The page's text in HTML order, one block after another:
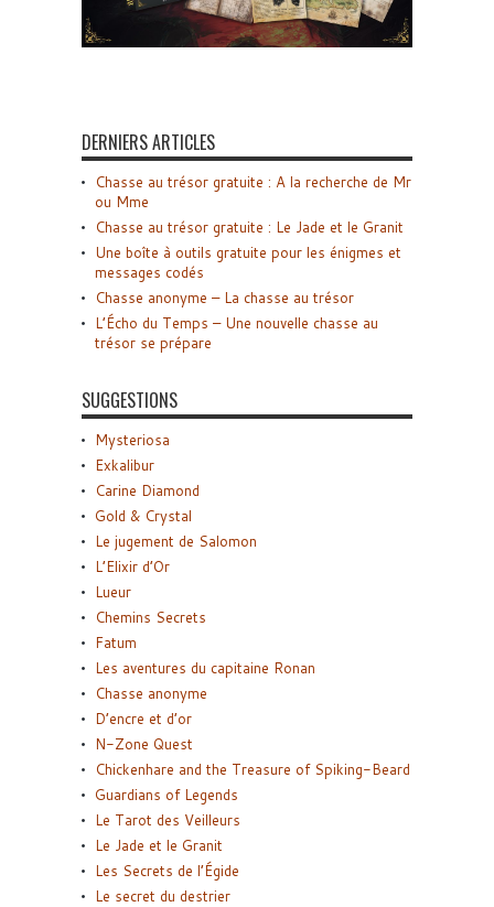
DERNIERS ARTICLES
Chasse au trésor gratuite : A la recherche de Mr
ou Mme
Chasse au trésor gratuite : Le Jade et le Granit
Une boîte à outils gratuite pour les énigmes et
messages codés
Chasse anonyme – La chasse au trésor
L’Écho du Temps – Une nouvelle chasse au
trésor se prépare
SUGGESTIONS
Mysteriosa
Exkalibur
Carine Diamond
Gold & Crystal
Le jugement de Salomon
L’Elixir d’Or
Lueur
Chemins Secrets
Fatum
Les aventures du capitaine Ronan
Chasse anonyme
D’encre et d’or
N-Zone Quest
Chickenhare and the Treasure of Spiking-Beard
Guardians of Legends
Le Tarot des Veilleurs
Le Jade et le Granit
Les Secrets de l’Égide
Le secret du destrier